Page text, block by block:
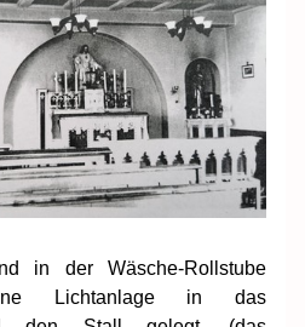
in der Wäsche-Rollstube
Lichtanlage in das